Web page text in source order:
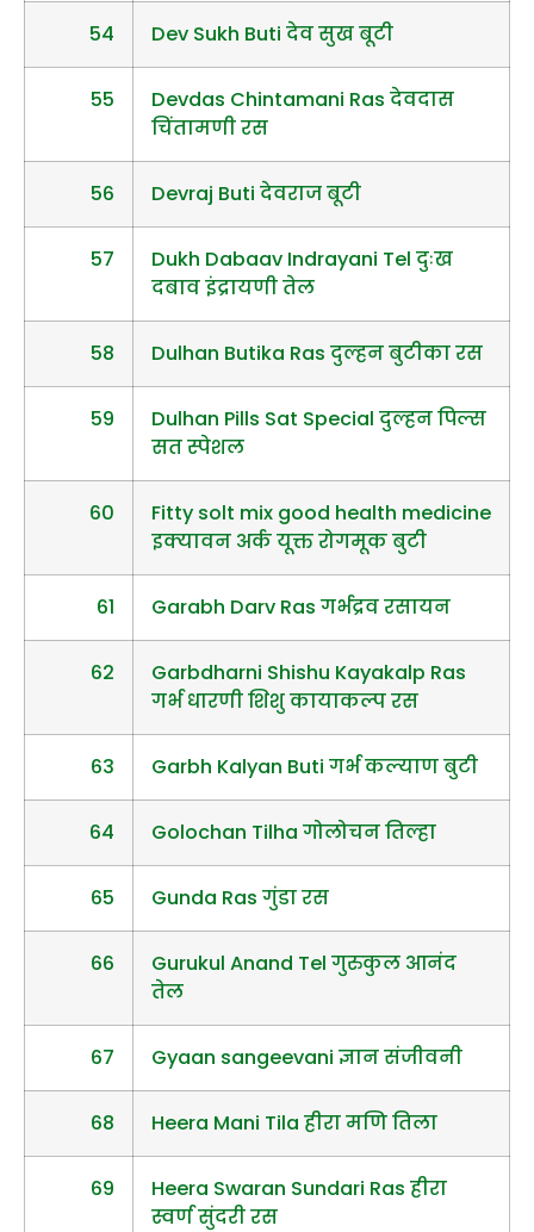
54 Dev Sukh Buti देव सुख बूटी
55
Devdas Chintamani Ras देवदास
चिंतामणी रस
56 Devraj Buti देवराज बूटी
57
Dukh Dabaav Indrayani Tel दुःख
दबाव इंद्रायणी तेल
58 Dulhan Butika Ras दुल्हन बुटीका रस
59
Dulhan Pills Sat Special दुल्हन पिल्स
सत स्पेशल
60
Fitty solt mix good health medicine
इक्यावन अर्क यूक्त रोगमूक बुटी
61 Garabh Darv Ras गर्भद्रव रसायन
62
Garbdharni Shishu Kayakalp Ras
गर्भ धारणी शिशु कायाकल्प रस
63 Garbh Kalyan Buti गर्भ कल्याण बुटी
64 Golochan Tilha गोलोचन तिल्हा
65 Gunda Ras गुंडा रस
66
Gurukul Anand Tel गुरुकुल आनंद
तेल
67 Gyaan sangeevani ज्ञान संजीवनी
68 Heera Mani Tila हीरा मणि तिला
69
Heera Swaran Sundari Ras हीरा
स्वर्ण सुंदरी रस